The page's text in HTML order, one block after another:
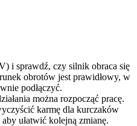
i sprawdź, czy silnik obraca się
obrotów jest prawidłowy, w
podłączyć.
można rozpocząć pracę.
karmę dla kurczaków
ułatwić kolejną zmianę.